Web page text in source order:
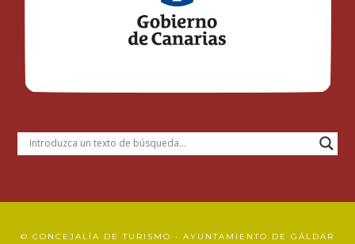
© CONCEJALÍA DE TURISMO • AYUNTAMIENTO DE GÁLDAR